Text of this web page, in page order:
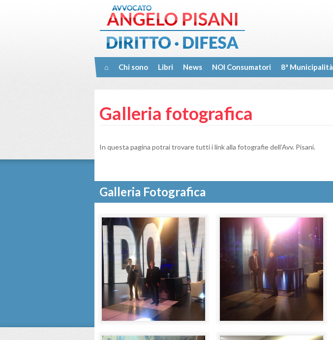
⌂ Chi sono Libri News NOI Consumatori 8ª Municipalità
Galleria fotografica
In questa pagina potrai trovare tutti i link alla fotografie dell’Avv. Pisani.
Galleria Fotografica